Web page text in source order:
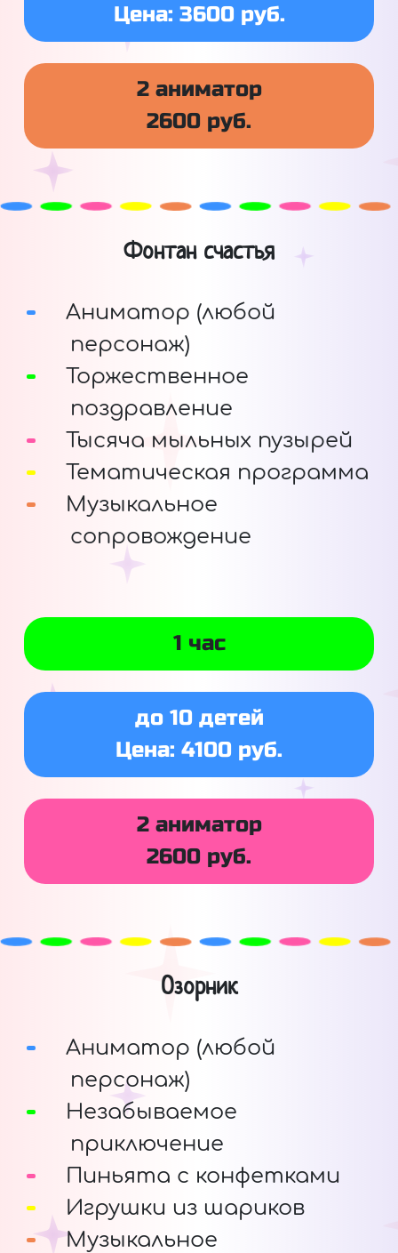
Цена: 3600 руб.
2 аниматор
2600 руб.
Фонтан счастья
Аниматор (любой
персонаж)
Торжественное
поздравление
Тысяча мыльных пузырей
Тематическая программа
Музыкальное
сопровождение
1 час
до 10 детей
Цена: 4100 руб.
2 аниматор
2600 руб.
Озорник
Аниматор (любой
персонаж)
Незабываемое
приключение
Пиньята с конфетками
Игрушки из шариков
Музыкальное